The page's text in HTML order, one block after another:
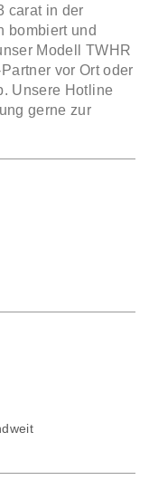
carat in der
bombiert und
Modell TWHR
vor Ort oder
Unsere Hotline
gerne zur